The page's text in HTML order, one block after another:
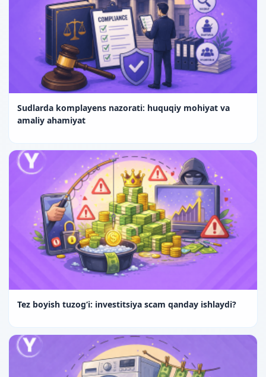
Sudlarda komplayens nazorati: huquqiy mohiyat va
amaliy ahamiyat
Tez boyish tuzog‘i: investitsiya scam qanday ishlaydi?